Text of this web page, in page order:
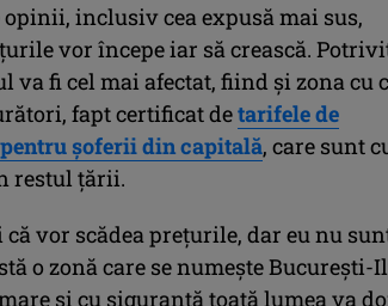
inclusiv cea expusă mai sus,
vor începe iar să crească.
va fi cel mai afectat, fiind și zona cu
fapt certificat detarifele de
șoferii din capitală, care sunt
restul țării.
vor scădea preţurile, dar eu nu
o zonă care se numeşte Bucureşti-
şi cu siguranţă toată lumea va